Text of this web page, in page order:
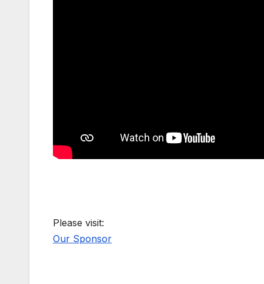
Please visit:
Our Sponsor